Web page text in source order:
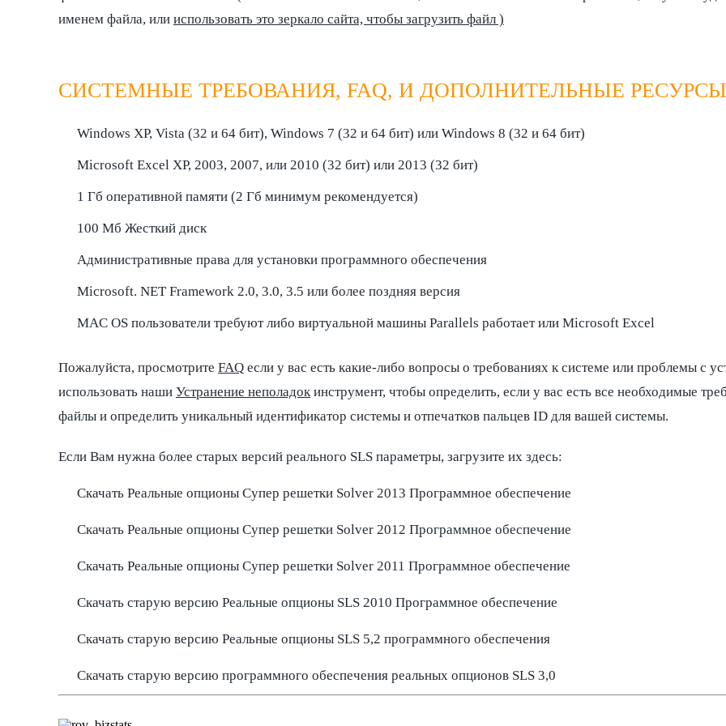
именем файла, или использовать это зеркало сайта, чтобы загрузить файл )
СИСТЕМНЫЕ ТРЕБОВАНИЯ, FAQ, И ДОПОЛНИТЕЛЬНЫЕ
Windows XP, Vista (32 и 64 бит), Windows 7 (32 и 64 бит) или Windows 8 (32 и 64 бит)
Microsoft Excel XP, 2003, 2007, или 2010 (32 бит) или 2013 (32 бит)
1 Гб оперативной памяти (2 Гб минимум рекомендуется)
100 Мб Жесткий диск
Административные права для установки программного обеспечения
Microsoft. NET Framework 2.0, 3.0, 3.5 или более поздняя версия
MAC OS пользователи требуют либо виртуальной машины Parallels работает или Microsoft Excel
Пожалуйста, просмотрите FAQ если у вас есть какие-либо вопросы о требованиях к системе или проблемы с
использовать наши Устранение неполадокинструмент, чтобы определить, если у вас есть все необходимые
файлы и определить уникальный идентификатор системы и отпечатков пальцев ID для вашей системы.
Если Вам нужна более старых версий реального SLS параметры, загрузите их здесь:
Скачать Реальные опционы Супер решетки Solver 2013 Программное обеспечение
Скачать Реальные опционы Супер решетки Solver 2012 Программное обеспечение
Скачать Реальные опционы Супер решетки Solver 2011 Программное обеспечение
Скачать старую версию Реальные опционы SLS 2010 Программное обеспечение
Скачать старую версию Реальные опционы SLS 5,2 программного обеспечения
Скачать старую версию программного обеспечения реальных опционов SLS 3,0